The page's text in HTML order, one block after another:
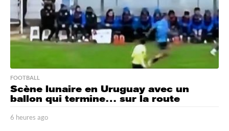
FOOTBALL
Scène lunaire en Uruguay avec un
ballon qui termine… sur la route
6 heures ago